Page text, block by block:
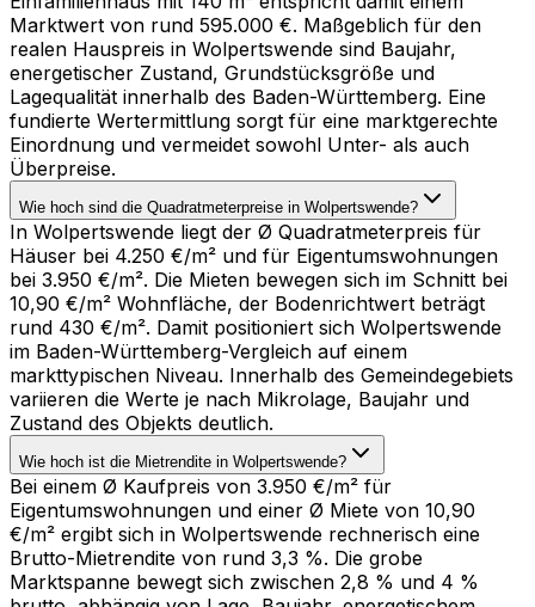
Marktwert von rund 595.000 €. Maßgeblich für den
realen Hauspreis in Wolpertswende sind Baujahr,
energetischer Zustand, Grundstücksgröße und
Lagequalität innerhalb des Baden-Württemberg. Eine
fundierte Wertermittlung sorgt für eine marktgerechte
Einordnung und vermeidet sowohl Unter- als auch
Überpreise.
Wie hoch sind die Quadratmeterpreise in Wolpertswende?
In Wolpertswende liegt der Ø Quadratmeterpreis für
Häuser bei 4.250 €/m² und für Eigentumswohnungen
bei 3.950 €/m². Die Mieten bewegen sich im Schnitt bei
10,90 €/m² Wohnfläche, der Bodenrichtwert beträgt
rund 430 €/m². Damit positioniert sich Wolpertswende
im Baden-Württemberg-Vergleich auf einem
markttypischen Niveau. Innerhalb des Gemeindegebiets
variieren die Werte je nach Mikrolage, Baujahr und
Zustand des Objekts deutlich.
Wie hoch ist die Mietrendite in Wolpertswende?
Bei einem Ø Kaufpreis von 3.950 €/m² für
Eigentumswohnungen und einer Ø Miete von 10,90
€/m² ergibt sich in Wolpertswende rechnerisch eine
Brutto-Mietrendite von rund 3,3 %. Die grobe
Marktspanne bewegt sich zwischen 2,8 % und 4 %